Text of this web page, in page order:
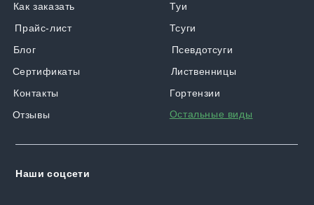
Как заказать
Прайс-лист
Отзывы
Контакты
Туи
Тсуги
Псевдотсуги
Лиственницы
Гортензии
Наши соцсети
Остальные виды
Блог
Сертификаты